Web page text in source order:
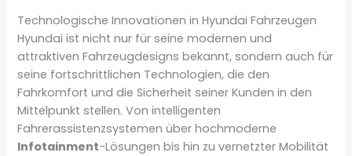
Technologische Innovationen in Hyundai Fahrzeugen
Hyundai ist nicht nur für seine modernen und
attraktiven Fahrzeugdesigns bekannt, sondern auch für
seine fortschrittlichen Technologien, die den
Fahrkomfort und die Sicherheit seiner Kunden in den
Mittelpunkt stellen. Von intelligenten
Fahrerassistenzsystemen über hochmoderne
Infotainment-Lösungen bis hin zu vernetzter Mobilität